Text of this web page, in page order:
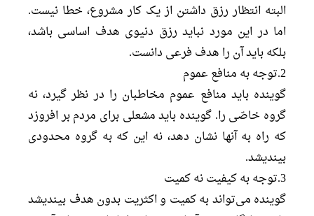
البته انتظار رزق داشتن از یک کار مشروع، خطا نیست.
اما در این مورد نباید رزق دنیوی هدف اساسی باشد،
بلکه باید آن را هدف فرعی دانست.
2.توجه به منافع عموم
گوینده باید منافع عموم مخاطبان را در نظر گیرد، نه
گروه خاصّی را. گوینده باید مشعلی برای مردم بر افروزد
که راه به آنها نشان دهد، نه این که به گروه محدودی
بیندیشد.
3.توجه به کیفیت نه کمیت
گوینده می‌تواند به کمیت و اکثریت بدون هدف بیندیشد